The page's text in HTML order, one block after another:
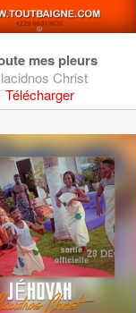
mes pleurs
Christ
Télécharger